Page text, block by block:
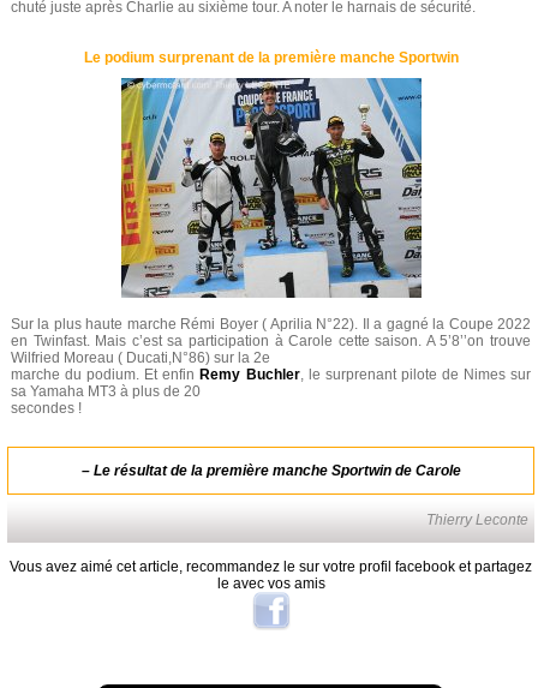
chuté juste après Charlie au sixième tour. A noter le harnais de sécurité.
Le podium surprenant de la première manche Sportwin
Sur la plus haute marche Rémi Boyer ( Aprilia N°22). Il a gagné la Coupe 2022
en Twinfast. Mais c’est sa participation à Carole cette saison. A 5’8’’on trouve
Wilfried Moreau ( Ducati,N°86) sur la 2e
marche du podium. Et enfin Remy Buchler, le surprenant pilote de Nimes sur
sa Yamaha MT3 à plus de 20
secondes !
– Le résultat de la première manche Sportwin de Carole
Thierry Leconte
Vous avez aimé cet article, recommandez le sur votre profil facebook et partagez
le avec vos amis